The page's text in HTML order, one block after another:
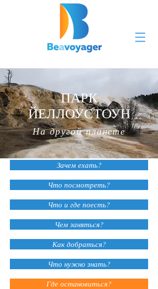
ПАРК
ЙЕЛЛОУСТОУН
На другой планете
Зачем ехать?
Что посмотреть?
Что и где поесть?
Чем заняться?
Как добраться?
Что нужно знать?
Где остановиться?